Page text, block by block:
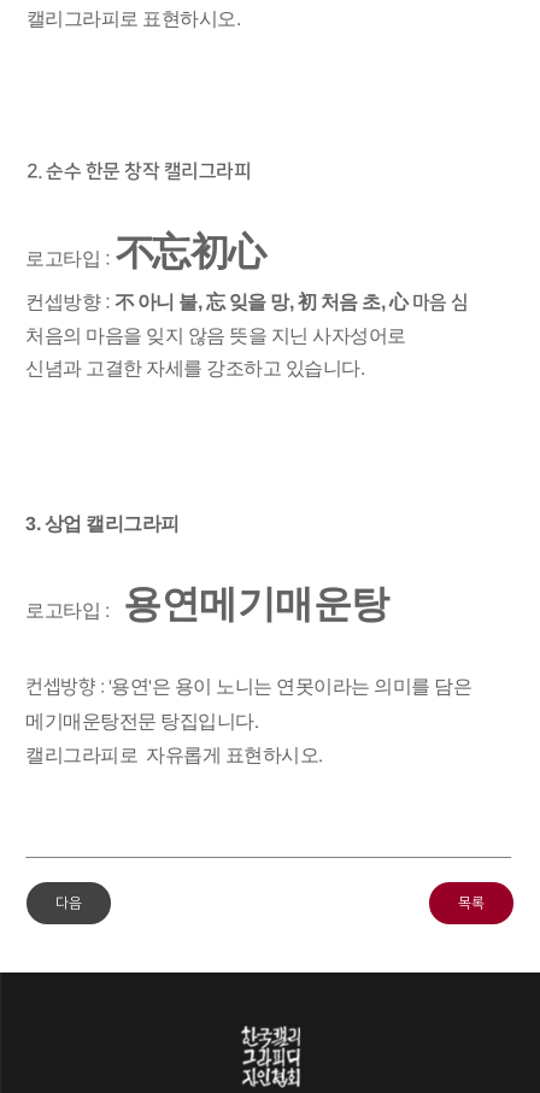
캘리그라피로 표현하시오.
2. 순수 한문 창작 캘리그라피
로고타입 : 不忘初心
컨셉방향 :不 아니 불, 忘 잊을 망, 初 처음 초, 心마음 심
처음의 마음을 잊지 않음 뜻을 지닌 사자성어로
신념과 고결한 자세를 강조하고 있습니다.
3. 상업 캘리그라피
로고타입 : 용연메기매운탕
컨셉방향 : '용연'은 용이 노니는 연못이라는 의미를 담은
메기매운탕전문 탕집입니다.
캘리그라피로 자유롭게 표현하시오.
다음 목록